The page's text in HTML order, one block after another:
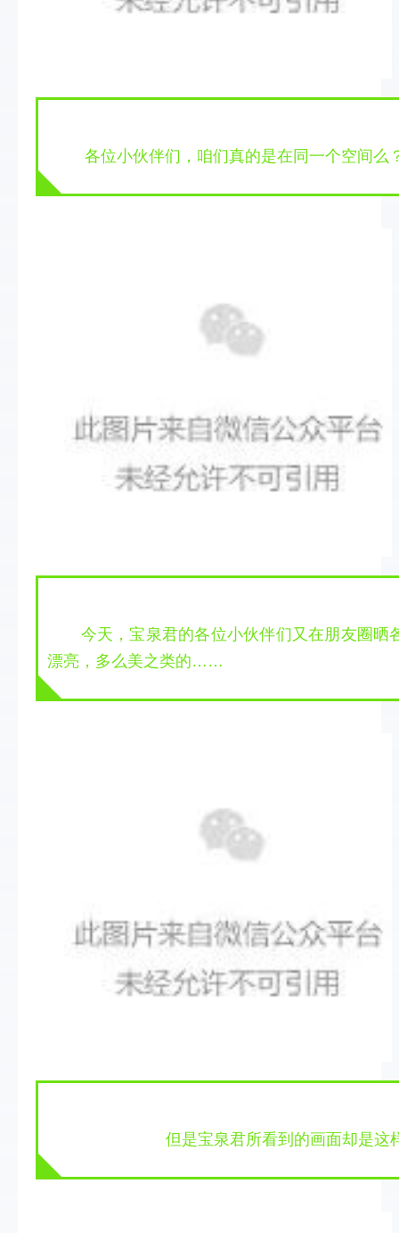
各位小伙伴们，咱们真的是在同一个空间么
今天，宝泉君的各位小伙伴们又在朋友圈晒
漂亮，多么美之类的……
但是宝泉君所看到的画面却是这